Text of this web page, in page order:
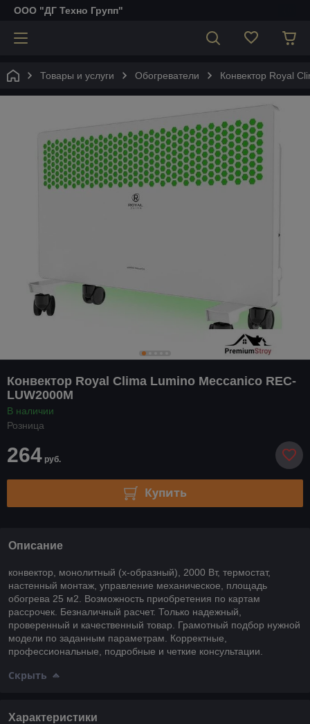
ООО "ДГ Техно Групп"
Товары и услуги Обогреватели Конвектор Royal
Конвектор Royal Clima Lumino Meccanico REC-
LUW2000M
В наличии
Розница
264 руб.
Купить
Описание
конвектор, монолитный (x-образный), 2000 Вт, термостат,
настенный монтаж, управление механическое, площадь
обогрева 25 м2. Возможность приобретения по картам
рассрочек. Безналичный расчет. Только надежный,
проверенный и качественный товар. Грамотный подбор нужной
модели по заданным параметрам. Корректные,
профессиональные, подробные и четкие консультации.
Скрыть
Характеристики